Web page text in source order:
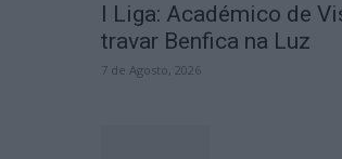
I Liga: Académico de
travar Benfica na Luz
7 de Agosto, 2026